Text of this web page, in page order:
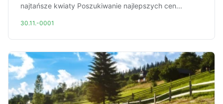
najtańsze kwiaty Poszukiwanie najlepszych cen...
30.11.-0001